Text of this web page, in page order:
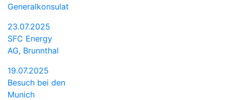
Generalkonsulat
23.07.2025
SFC Energy
AG, Brunnthal
19.07.2025
Besuch bei den
Munich